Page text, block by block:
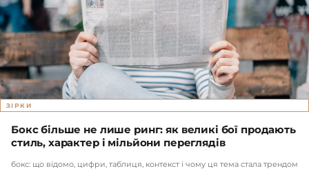
ЗІРКИ
Бокс більше не лише ринг: як великі бої продають
стиль, характер і мільйони переглядів
бокс: що відомо, цифри, таблиця, контекст і чому ця тема стала трендом